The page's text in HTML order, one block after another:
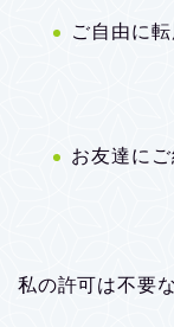
ご自由に転
お友達に
私の許可は不要